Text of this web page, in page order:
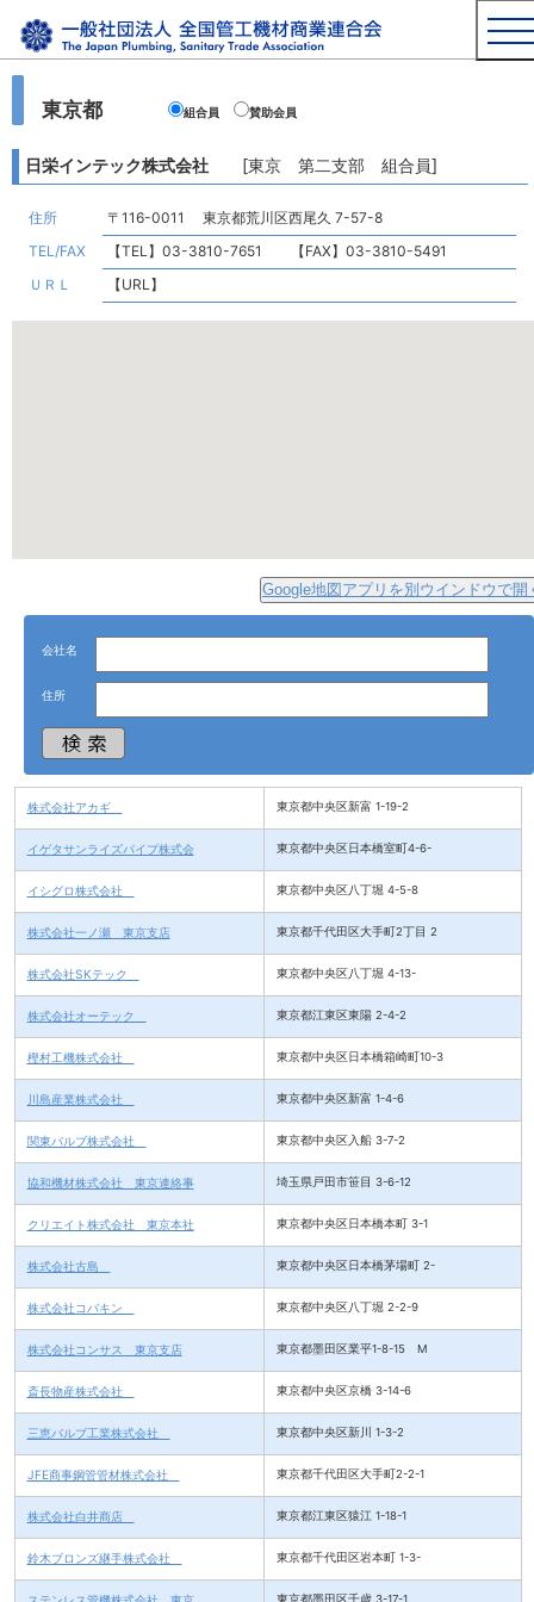
東京都 組合員 賛助会員
日栄インテック株式会社 [東京 第二支部 組合員]
住所
〒116-0011 東京都荒川区西尾久 7-57-8
TEL/FAX
【TEL】03-3810-7651 【FAX】03-3810-5491
ＵＲＬ
【URL】
Google地図アプリを別ウインドウで開
会社名
住所
株式会社アカギ 東京都中央区新富 1-19-2
イゲタサンライズパイプ株式会 東京都中央区日本橋室町4-6-
イシグロ株式会社 東京都中央区八丁堀 4-5-8
株式会社一ノ瀬 東京支店 東京都千代田区大手町2丁目 2
株式会社SKテック 東京都中央区八丁堀 4-13-
株式会社オーテック 東京都江東区東陽 2-4-2
樫村工機株式会社 東京都中央区日本橋箱崎町10-3
川島産業株式会社 東京都中央区新富 1-4-6
関東バルブ株式会社 東京都中央区入船 3-7-2
協和機材株式会社 東京連絡事 埼玉県戸田市笹目 3-6-12
クリエイト株式会社 東京本社 東京都中央区日本橋本町 3-1
株式会社古島 東京都中央区日本橋茅場町 2-
株式会社コバキン 東京都中央区八丁堀 2-2-9
株式会社コンサス 東京支店 東京都墨田区業平1-8-15 M
斎長物産株式会社 東京都中央区京橋 3-14-6
三恵バルブ工業株式会社 東京都中央区新川 1-3-2
JFE商事鋼管管材株式会社 東京都千代田区大手町2-2-1
株式会社白井商店 東京都江東区猿江 1-18-1
鈴木ブロンズ継手株式会社 東京都千代田区岩本町 1-3-
東京都墨田区千歳 3-17-1